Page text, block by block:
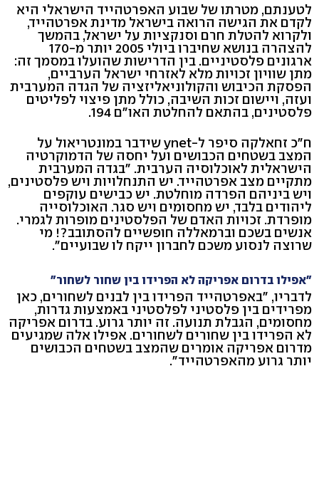
לטענתם, מטרתו של שבוע האפרטהייד הישראלי היא
לקדם את הגישה הרואה בישראל מדינת אפרטהייד,
ולקרוא להטלת חרם וסנקציות על ישראל, בהמשך
להצהרה בנושא שחיברו ביולי 2005 יותר מ-170
ארגונים פלסטיניים. בין הדרישות שהועלו במסמך זה:
מתן שוויון זכויות מלא לאזרחי ישראל הערביים,
הפסקת הכיבוש והקולוניאליזציה של הגדה המערבית
ועזה, ויישום זכות השיבה, כולל מתן פיצוי לפליטים
פלסטינים, בהתאם להחלטת האו"ם 194.
ח"כ זחאלקה סיפר ל-ynet שידבר במונטריאול על
המצב בשטחים הכבושים ועל יחסה של הדמוקרטיה
הישראלית לאוכלוסיה הערבית. "בגדה המערבית
מתקיים מצב אפרטהייד. יש התנחלויות ויש פלסטינים,
ויש ביניהם הפרדה מוחלטת. יש כבישים עוקפים
ליהודים בלבד, יש מחסומים ויש סגר. האוכלוסייה
מופרדת. זכויות האדם של הפלסטינים מופרות לגמרי.
אנשים בשכם וברמאללה חופשיים להסתובב?! מי
שרוצה לנסוע משכם לחברון ייקח לו שבועיים".
"אפילו בדרום אפריקה לא הפרידו בין שחור לשחור"
לדבריו, "באפרטהייד הפרידו בין לבנים לשחורים, כאן
מפרידים בין פלסטיני לפלסטיני באמצעות גדרות,
מחסומים, הגבלת תנועה. זה יותר גרוע. בדרום אפריקה
לא הפרידו בין שחורים לשחורים. אפילו אלה שמגיעים
מדרום אפריקה אומרים שהמצב בשטחים הכבושים
יותר גרוע מהאפרטהייד".